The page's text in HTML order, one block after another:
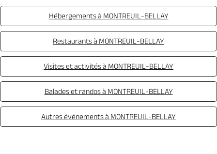
Hébergements à MONTREUIL-BELLAY
Restaurants à MONTREUIL-BELLAY
Visites et activités à MONTREUIL-BELLAY
Balades et randos à MONTREUIL-BELLAY
Autres événements à MONTREUIL-BELLAY